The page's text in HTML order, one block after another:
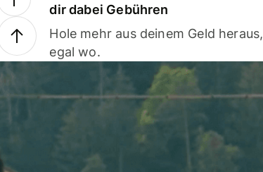
dir dabei Gebühren
Hole mehr aus deinem Geld heraus,
egal wo.